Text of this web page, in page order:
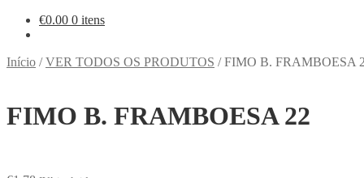
€0.00 0 itens
Início /VER TODOS OS PRODUTOS /FIMO B. FRAMBOESA
FIMO B. FRAMBOESA 22